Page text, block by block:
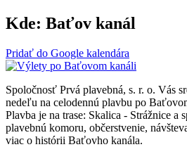
Kde: Baťov kanál
Pridať do Google kalendára
Spoločnosť Prvá plavebná, s. r. o. Vás
nedeľu na celodennú plavbu po
Plavba je na trase: Skalica - Strážnice a
plavebnú komoru, občerstvenie,
viac o histórii Baťovho kanála.